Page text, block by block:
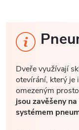
Dveře využívají
otevírání, který je
omezeným
jsou zavěšeny
systémem